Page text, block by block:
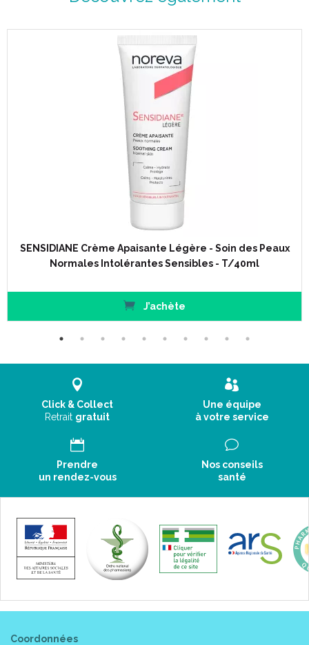
SENSIDIANE Crème Apaisante Légère - Soin des Peaux
Normales Intolérantes Sensibles - T/40ml
J’achète
Click & Collect
Retrait gratuit
Une équipe
à votre service
Prendre
un rendez-vous
Nos conseils
santé
Coordonnées